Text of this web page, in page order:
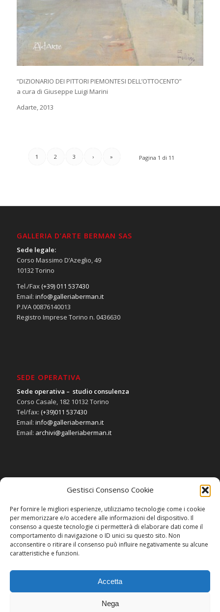
Gestisci Consenso Cookie
Per fornire le migliori esperienze, utilizziamo tecnologie come i cookie
per memorizzare e/o accedere alle informazioni del dispositivo. Il
consenso a queste tecnologie ci permetterà di elaborare dati come il
comportamento di navigazione o ID unici su questo sito. Non
acconsentire o ritirare il consenso può influire negativamente su alcune
caratteristiche e funzioni.
Accetta
Nega
“DIZIONARIO DEI PITTORI PIEMONTESI DELL’OTTOCENTO”
a cura di Giuseppe Luigi Marini
Adarte, 2013
Pagina 1 di 11
1 2 3 › »
GALLERIA D’ARTE BERMAN SAS
Sede legale:
Corso Massimo D’Azeglio, 49
10132 Torino
Tel./Fax(+39) 011 537430
Email: info@galleriaberman.it
P.IVA 00876140013
Registro Imprese Torino n. 0436630
SEDE OPERATIVA
Sede operativa – studio consulenza
Corso Casale, 182 10132 Torino
Tel/fax: (+39)011 537430
Email: info@galleriaberman.it
Email: archivi@galleriaberman.it